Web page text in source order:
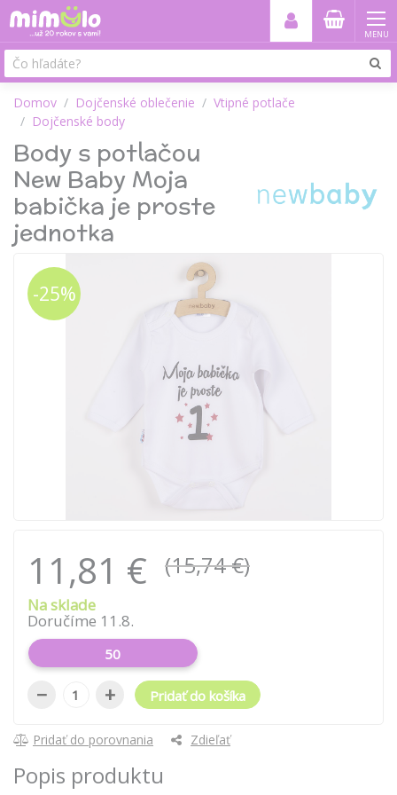
MENU
Domov Dojčenské oblečenie
Vtipné potlače
Dojčenské body
Body s potlačou
New Baby Moja
babička je proste
jednotka
-25%
11,81 € (15,74 €)
Na sklade
Doručíme 11.8.
50
− + Pridať do košíka
Pridať do porovnania Zdieľať
Popis produktu